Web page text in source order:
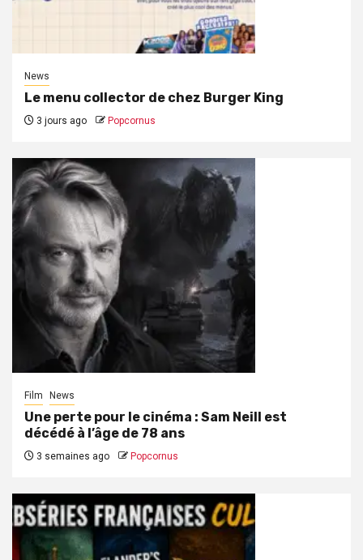
News
Le menu collector de chez Burger King
3 jours ago Popcornus
Film News
Une perte pour le cinéma : Sam Neill est
décédé à l’âge de 78 ans
3 semaines ago Popcornus